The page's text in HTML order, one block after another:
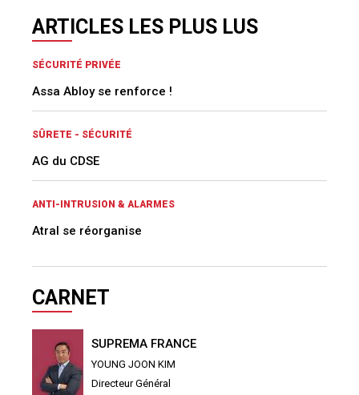
ANTI-INTRUSION & ALARMES
Atral se réorganise
CARNET
SUPREMA FRANCE
Directeur Général
ERIC CHASBOEUF
Directeur Sécurité